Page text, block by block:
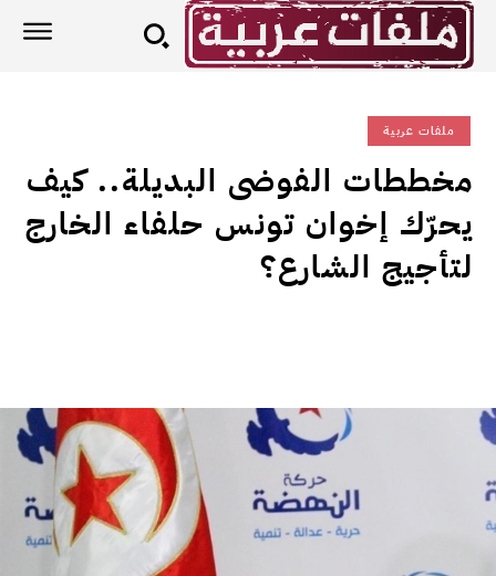
ملفات عربية
مخططات الفوضى البديلة.. كيف
يحرّك إخوان تونس حلفاء الخارج
لتأجيج الشارع؟